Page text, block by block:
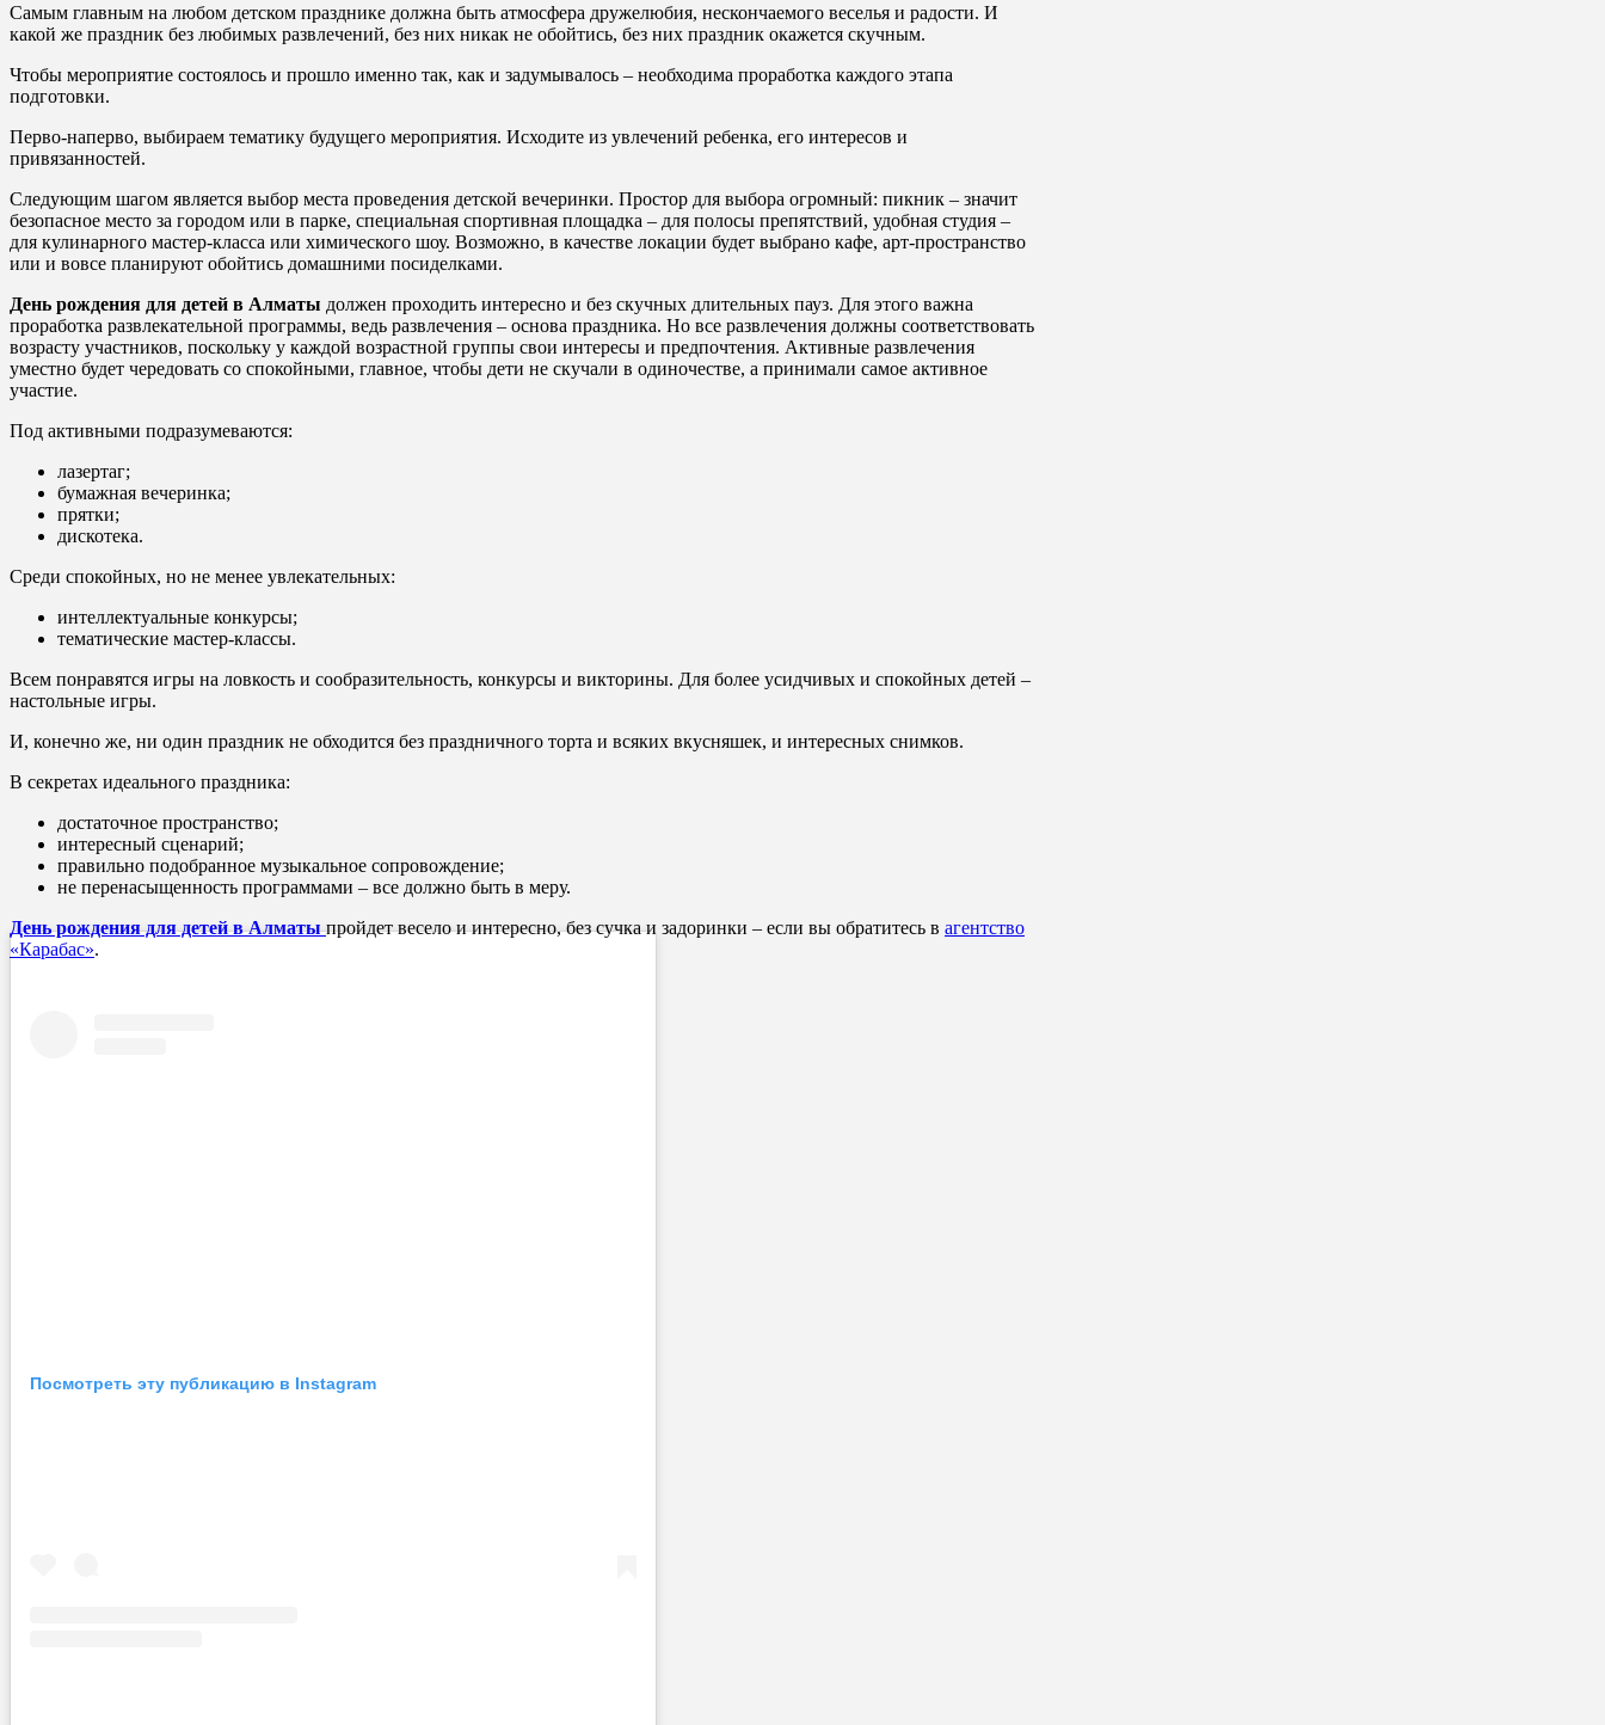
Самым главным на любом детском празднике должна быть атмосфера дружелюбия, нескончаемого веселья и радости. И
какой же праздник без любимых развлечений, без них никак не обойтись, без них праздник окажется скучным.
Чтобы мероприятие состоялось и прошло именно так, как и задумывалось – необходима проработка каждого этапа
подготовки.
Перво-наперво, выбираем тематику будущего мероприятия. Исходите из увлечений ребенка, его интересов и
привязанностей.
Следующим шагом является выбор места проведения детской вечеринки. Простор для выбора огромный: пикник – значит
безопасное место за городом или в парке, специальная спортивная площадка – для полосы препятствий, удобная студия –
для кулинарного мастер-класса или химического шоу. Возможно, в качестве локации будет выбрано кафе, арт-пространство
или и вовсе планируют обойтись домашними посиделками.
День рождения для детей в Алматы должен проходить интересно и без скучных длительных пауз. Для этого важна
проработка развлекательной программы, ведь развлечения – основа праздника. Но все развлечения должны соответствовать
возрасту участников, поскольку у каждой возрастной группы свои интересы и предпочтения. Активные развлечения
уместно будет чередовать со спокойными, главное, чтобы дети не скучали в одиночестве, а принимали самое активное
участие.
Под активными подразумеваются:
лазертаг;
бумажная вечеринка;
прятки;
дискотека.
Среди спокойных, но не менее увлекательных:
интеллектуальные конкурсы;
тематические мастер-классы.
Всем понравятся игры на ловкость и сообразительность, конкурсы и викторины. Для более усидчивых и спокойных детей –
настольные игры.
И, конечно же, ни один праздник не обходится без праздничного торта и всяких вкусняшек, и интересных снимков.
В секретах идеального праздника:
достаточное пространство;
интересный сценарий;
правильно подобранное музыкальное сопровождение;
не перенасыщенность программами – все должно быть в меру.
День рождения для детей в Алматыпройдет весело и интересно, без сучка и задоринки – если вы обратитесь в агентство
«Карабас».
Посмотреть эту публикацию в Instagram